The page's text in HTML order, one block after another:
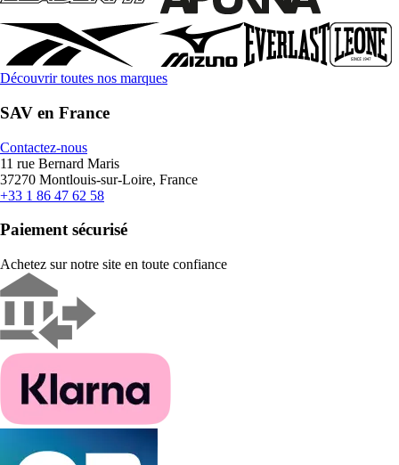
Découvrir toutes nos marques
SAV en France
Contactez-nous
11 rue Bernard Maris
37270 Montlouis-sur-Loire, France
+33 1 86 47 62 58
Paiement sécurisé
Achetez sur notre site en toute confiance